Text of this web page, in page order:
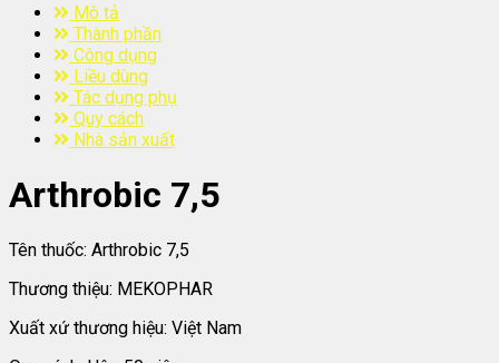
Mô tả
Thành phần
Công dụng
Liều dùng
Tác dụng phụ
Quy cách
Nhà sản xuất
Arthrobic 7,5
Tên thuốc: Arthrobic 7,5
Thương thiệu: MEKOPHAR
Xuất xứ thương hiệu: Việt Nam